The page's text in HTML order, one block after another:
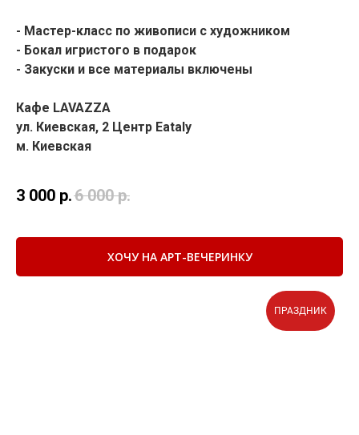
- Мастер-класс по живописи с художником
- Бокал игристого в подарок
- Закуски и все материалы включены
Кафе LAVAZZA
ул. Киевская, 2 Центр Eataly
м. Киевская
3 000 р.6 000 р.
ХОЧУ НА АРТ-ВЕЧЕРИНКУ
ПРАЗДНИК